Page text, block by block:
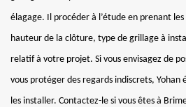
élagage. Il procéder à l’étude en prenant
hauteur de la clôture, type de grillage à
relatif à votre projet. Si vous envisagez de
vous protéger des regards indiscrets, Yohan
les installer. Contactez-le si vous êtes à